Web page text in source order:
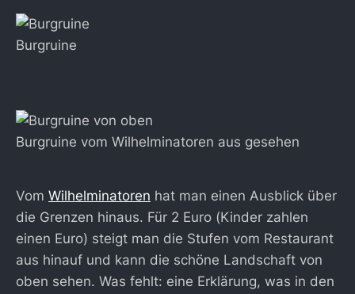
Burgruine
Burgruine vom Wilhelminatoren aus gesehen
Vom Wilhelminatoren hat man einen Ausblick über
die Grenzen hinaus. Für 2 Euro (Kinder zahlen
einen Euro) steigt man die Stufen vom Restaurant
aus hinauf und kann die schöne Landschaft von
oben sehen. Was fehlt: eine Erklärung, was in den